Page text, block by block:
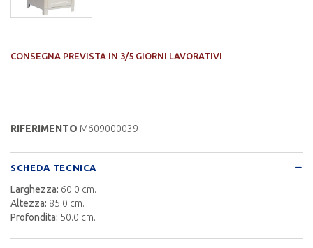
CONSEGNA PREVISTA IN 3/5 GIORNI LAVORATIVI
RIFERIMENTO M609000039
SCHEDA TECNICA
Larghezza: 60.0 cm.
Altezza: 85.0 cm.
Profondita: 50.0 cm.